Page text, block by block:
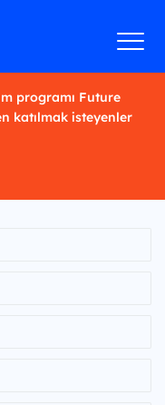
programı Future
katılmak isteyenler